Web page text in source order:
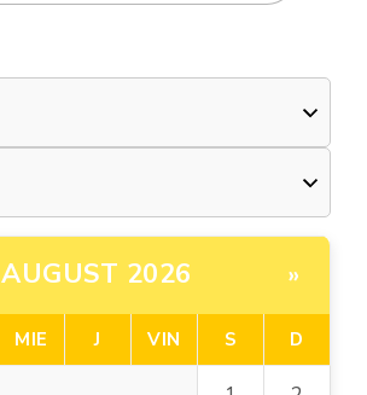
AUGUST 2026 »
MIE J VIN S D